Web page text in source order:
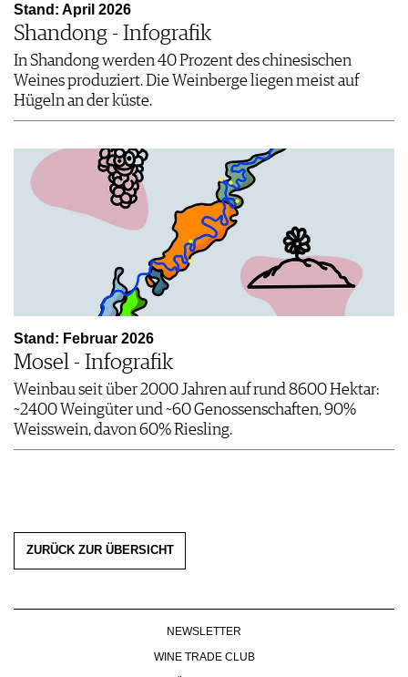
Stand: April 2026
Shandong - Infografik
In Shandong werden 40 Prozent des chinesischen
Weines produziert. Die Weinberge liegen meist auf
Hügeln an der küste.
Stand: Februar 2026
Mosel - Infografik
Weinbau seit über 2000 Jahren auf rund 8600 Hektar:
~2400 Weingüter und ~60 Genossenschaften, 90%
Weisswein, davon 60% Riesling.
ZURÜCK ZUR ÜBERSICHT
NEWSLETTER
WINE TRADE CLUB